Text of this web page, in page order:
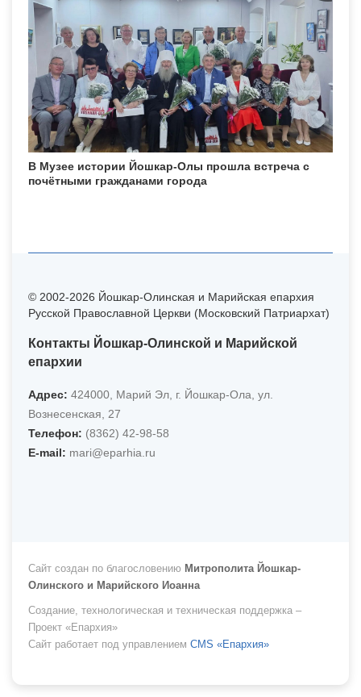
В Музее истории Йошкар-Олы прошла встреча с
почётными гражданами города
© 2002-2026 Йошкар-Олинская и Марийская епархия
Русской Православной Церкви (Московский Патриархат)
Контакты Йошкар-Олинской и Марийской
епархии
Адрес: 424000, Марий Эл, г. Йошкар-Ола, ул.
Вознесенская, 27
Телефон: (8362) 42-98-58
Е-mail: mari@eparhia.ru
Сайт создан по благословению Митрополита Йошкар-
Олинского и Марийского Иоанна
Создание, технологическая и техническая поддержка –
Проект «Епархия»
Сайт работает под управлением CMS «Епархия»